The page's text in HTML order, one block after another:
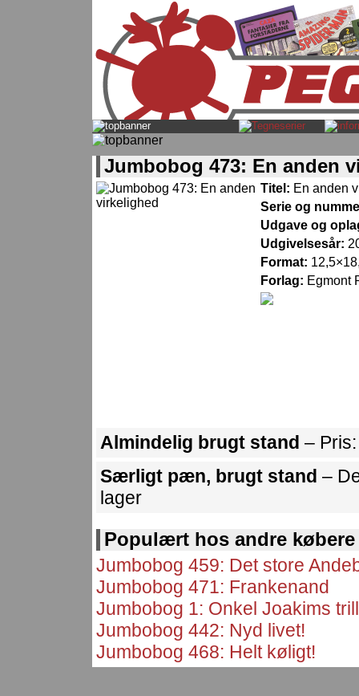
Jumbobog 473: En anden
Titel: En anden
Serie og
Udgave og
Udgivelsesår:
Format:
Forlag: Egmont
Almindelig brugt stand –
Særligt pæn, brugt stand –
lager
Populært hos andre købere
Jumbobog 459: Det store
Jumbobog 471: Frankenand
Jumbobog 1: Onkel Joakims
Jumbobog 442: Nyd livet!
Jumbobog 468: Helt køligt!